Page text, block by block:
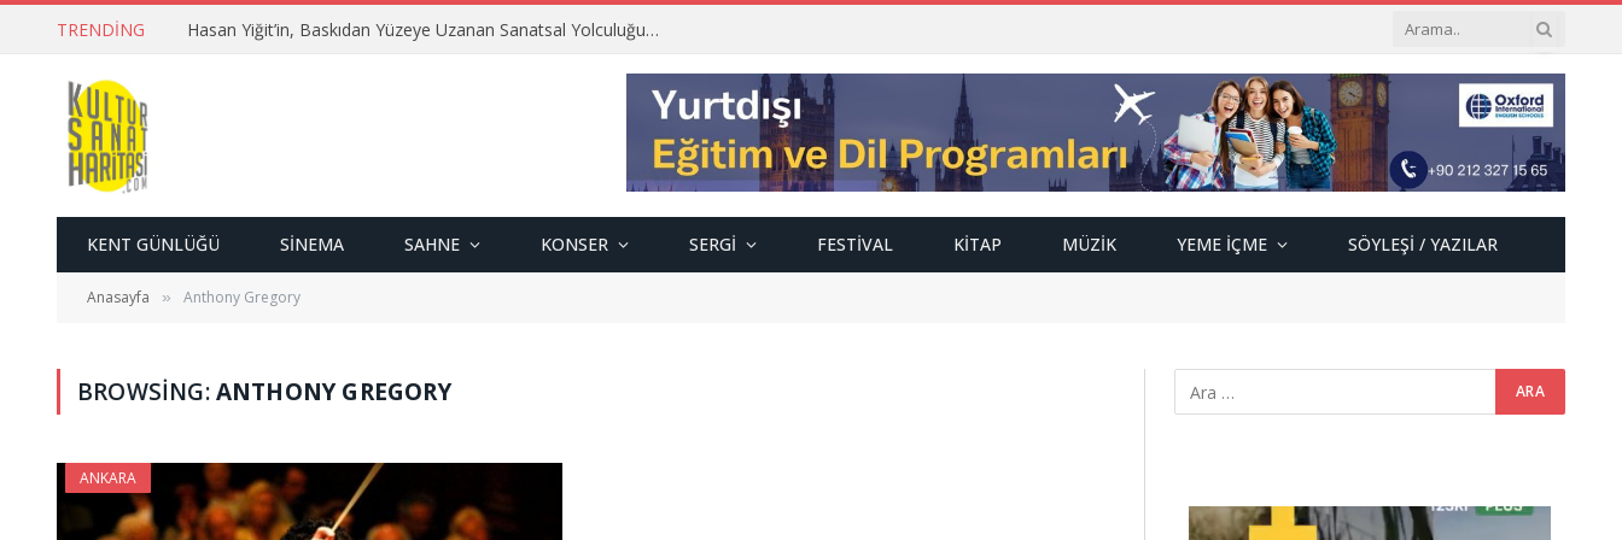
TRENDING Hasan Yiğit’in, Baskıdan Yüzeye Uzanan Sanatsal Yolculuğu…
KENT GÜNLÜĞÜ SINEMA SAHNE KONSER SERGI FESTIVAL KITAP MÜZIK YEME İÇME SÖYLEŞI / YAZILAR
Anasayfa » Anthony Gregory
BROWSING:ANTHONY GREGORY
ANKARA
Video